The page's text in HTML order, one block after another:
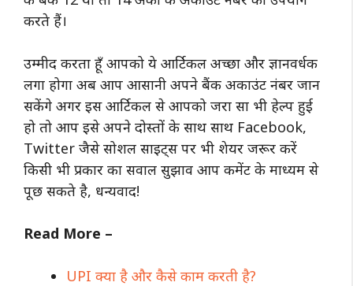
करते हैं।
उम्मीद करता हूँ आपको ये आर्टिकल अच्छा और ज्ञानवर्धक
लगा होगा अब आप आसानी अपने बैंक अकाउंट नंबर जान
सकेंगे अगर इस आर्टिकल से आपको जरा सा भी हेल्प हुई
हो तो आप इसे अपने दोस्तों के साथ साथ Facebook,
Twitter जैसे सोशल साइट्स पर भी शेयर जरूर करें
किसी भी प्रकार का सवाल सुझाव आप कमेंट के माध्यम से
पूछ सकते है, धन्यवाद!
Read More –
UPI क्या है और कैसे काम करती है?